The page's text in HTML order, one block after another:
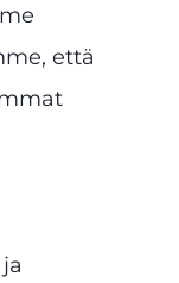
että